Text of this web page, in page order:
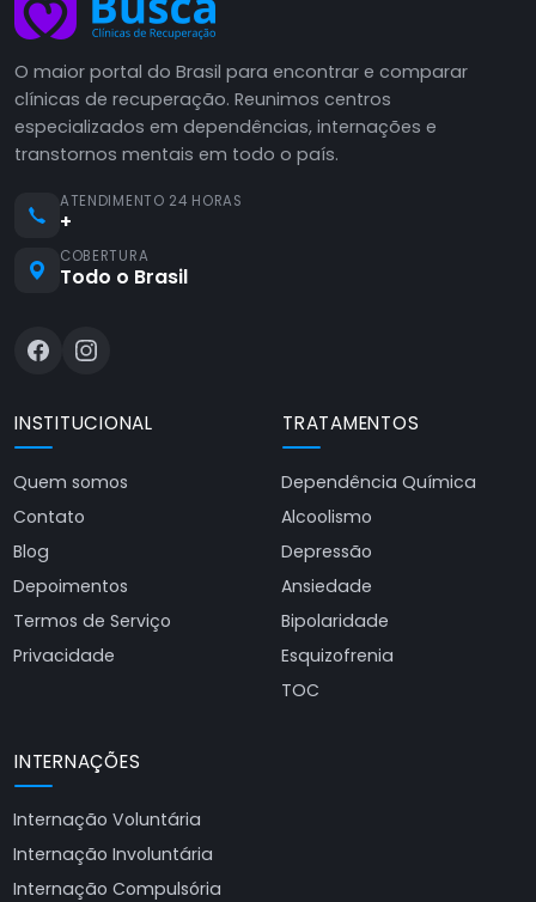
O maior portal do Brasil para encontrar e comparar
clínicas de recuperação. Reunimos centros
especializados em dependências, internações e
transtornos mentais em todo o país.
ATENDIMENTO 24 HORAS
+
COBERTURA
Todo o Brasil
INSTITUCIONAL
Quem somos
Contato
Blog
Depoimentos
Termos de Serviço
Privacidade
TRATAMENTOS
Dependência Química
Alcoolismo
Depressão
Ansiedade
Bipolaridade
Esquizofrenia
TOC
INTERNAÇÕES
Internação Voluntária
Internação Involuntária
Internação Compulsória